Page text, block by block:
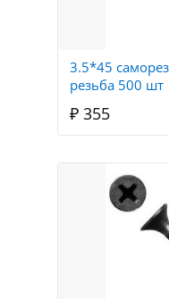
3.5*45
резьба 500 шт
₽ 355